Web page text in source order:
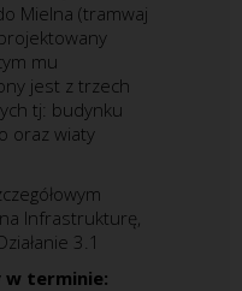
Mielna (tramwaj
mu
jest z trzech
tj: budynku
oraz wiaty
Infrastrukturę,
3.1
w terminie: